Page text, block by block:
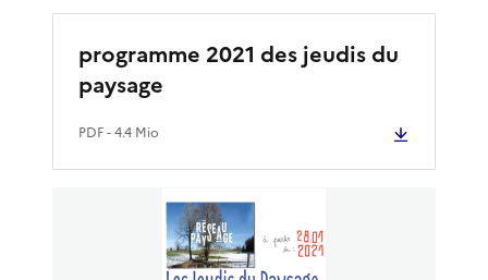
programme 2021 des jeudis du
paysage
PDF- 4.4 Mio